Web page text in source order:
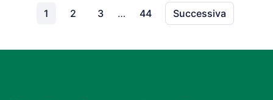
1 2 3 … 44 Successiva